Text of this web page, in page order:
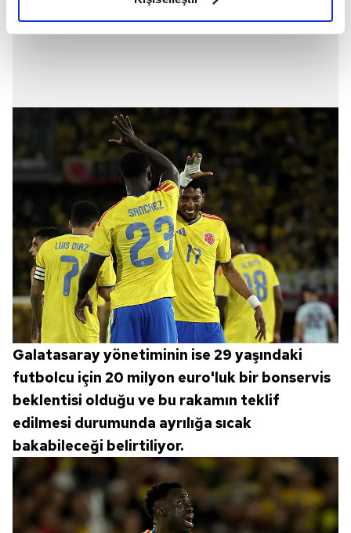
elimizden gelen çabayı gösterdiğimizi ve bu noktada,
gösterilmeyecektir."
Sizlere daha iyi bir hizmet sunabilmek için İnternet
Sitemizde kendimize ve üçüncü kişilere ait çerezler
kullanılmaktadır. Bu çerezler vasıtasıyla çeşitli kişisel
verileriniz işlenmekte olup gerekli olan çerezler bilgi
toplumu hizmetlerinin sunulması amacıyla
kullanılmaktadır. Diğer çerezler, sitemizin daha işlevsel
kılınması ve kişiselleştirilmesi ve sizlere yönelik
reklam/pazarlama faaliyetlerinin yapılması, amaçlarıyla
sınırlı olarak açık rızanız dahilinde kullanılacaktır.
Çerezlere ilişkin tercihlerinizi aşağıda yer alan panel
vasıtasıyla belirleyebilirsiniz. Çerezlere ilişkin detaylı bilgi
için Ayarlar butonuna tıklayabilir,Çerez Bilgilendirme
Metnimiziziyaret edebilirsiniz.
6698 sayılı Kişisel Verilerin Korunması Kanunu uyarınca
hazırlanmış Aydınlatma Metnimizi okumak ve sitemizde
ilgili mevzuata uygun olarak kullanılan çerezlerle ilgili bilgi
almak için lütfen tıklayınız.
Galatasaray yönetiminin ise 29 yaşındaki
futbolcu için 20 milyon euro'luk bir bonservis
beklentisi olduğu ve bu rakamın teklif
edilmesi durumunda ayrılığa sıcak
bakabileceği belirtiliyor.